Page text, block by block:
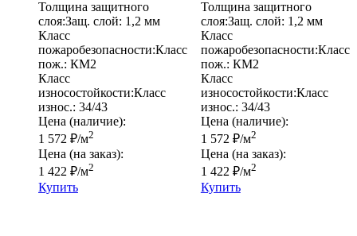
Толщина защитного
слоя:Защ. слой: 1,2 мм
Класс
пожаробезопасности:Класс
пож.: КМ2
Класс
износостойкости:Класс
износ.: 34/43
Цена (наличие):
1 572 ₽/м2
Цена (на заказ):
1 422 ₽/м2
Купить
Толщина защитного
слоя:Защ. слой: 1,2 мм
Класс
пожаробезопасности:Класс
пож.: КМ2
Класс
износостойкости:Класс
износ.: 34/43
Цена (наличие):
1 572 ₽/м2
Цена (на заказ):
1 422 ₽/м2
Купить